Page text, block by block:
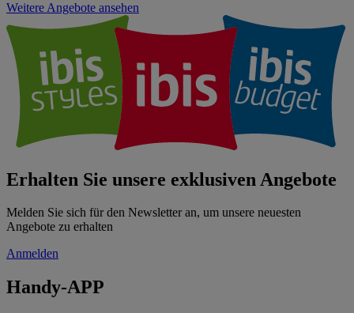
Weitere Angebote ansehen
Erhalten Sie unsere exklusiven Angebote
Melden Sie sich für den Newsletter an, um unsere neuesten
Angebote zu erhalten
Anmelden
Handy-APP